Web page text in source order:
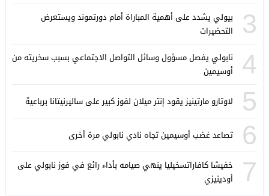
3
بيولي يشدد على أهمية المباراة أمام دورتموند ويستعرض
التحضيرات
4
نابولي يفصل مسؤول وسائل التواصل الاجتماعي بسبب سخريته من
أوسيمين
5 لاوتارو مارتينيز يقود إنتر ميلان لفوز كبير على ساليرنيتانا برباعية
6 تصاعد غضب أوسيمين تجاه نادي نابولي مرة أخرى
7
خفيشا كافاراتسخيليا ينهي صيامه بأداء رائع في فوز نابولي على
أودينيزي